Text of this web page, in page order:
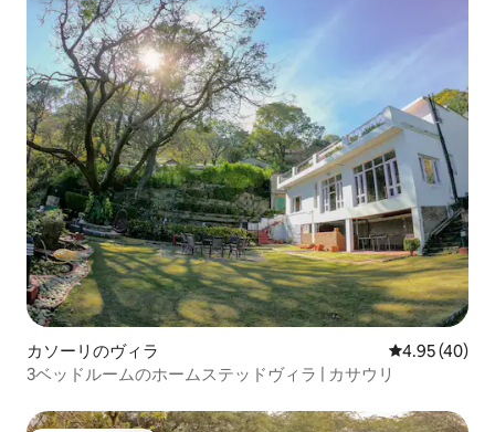
カソーリのヴィラ レビュー40
4.95 (40)
3ベッドルームのホームステッドヴィラ | カサウリ